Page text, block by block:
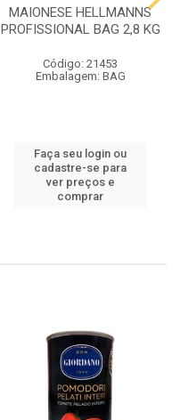
MAIONESE HELLMANNS
PROFISSIONAL BAG 2,8 KG
Código: 21453
Embalagem: BAG
Faça seu login ou
cadastre-se para
ver preços e
comprar